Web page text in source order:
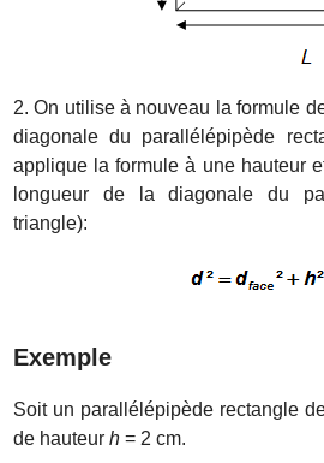
2. On utilise à nouveau la formule
diagonale du parallélépipède
applique la formule à une hauteur
longueur de la diagonale du
triangle):
Exemple
Soit un parallélépipède rectangle
de hauteur h = 2 cm.